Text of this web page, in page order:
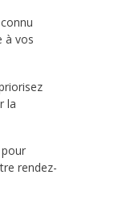
à vos
la
rendez-